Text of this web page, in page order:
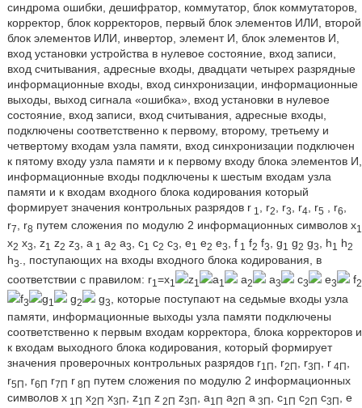
синдрома ошибки, дешифратор, коммутатор, блок коммутаторов,
корректор, блок корректоров, первый блок элементов ИЛИ, второй
блок элементов ИЛИ, инвертор, элемент И, блок элементов И,
вход установки устройства в нулевое состояние, вход записи,
вход считывания, адресные входы, двадцати четырех разрядные
информационные входы, вход синхронизации, информационные
выходы, выход сигнала «ошибка», вход установки в нулевое
состояние, вход записи, вход считывания, адресные входы,
подключены соответственно к первому, второму, третьему и
четвертому входам узла памяти, вход синхронизации подключен
к пятому входу узла памяти и к первому входу блока элементов И,
информационные входы подключены к шестым входам узла
памяти и к входам входного блока кодирования который
формирует значения контрольных разрядов r 1 , r2 , r3 , r4 , r5 , r6
r7 , r8 путем сложения по модулю 2 информационных символов x1
х2 х3 , z1 z2 z3 , a1 a2 a3 , c1 c2 c3 , e1 e2 e3 , f 1 f2 f3 , g1 g2 g3 , h1 h2
h3., поступающих на входы входного блока кодирования, в
соответствии с правилом: r1 =x1 z1 a1 а2 а3 с3 е3 f2
f3 g1 g2 g3
, которые поступают на седьмые входы узла
памяти, информационные выходы узла памяти подключены
соответственно к первым входам корректора, блока корректоров и
к входам выходного блока кодирования, который формирует
значения проверочных контрольных разрядов r1П , r2П , r3П , r 4П
r5П , r6П r7П r 8П путем сложения по модулю 2 информационных
символов х1П х2П х3П , z1П z2П z3П , а1П а2П а3П , с1П с2П с3П , е